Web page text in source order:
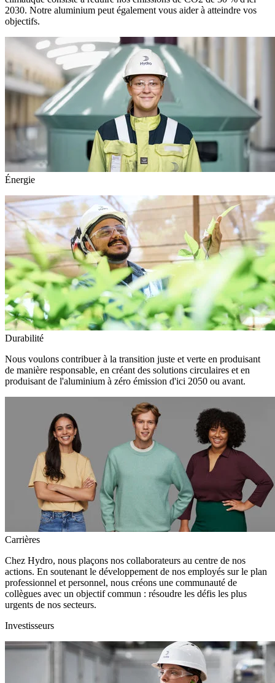
2030. Notre aluminium peut également vous aider à atteindre vos
objectifs.
Énergie
Durabilité
Nous voulons contribuer à la transition juste et verte en produisant
de manière responsable, en créant des solutions circulaires et en
produisant de l'aluminium à zéro émission d'ici 2050 ou avant.
Carrières
Chez Hydro, nous plaçons nos collaborateurs au centre de nos
actions. En soutenant le développement de nos employés sur le plan
professionnel et personnel, nous créons une communauté de
collègues avec un objectif commun : résoudre les défis les plus
urgents de nos secteurs.
Investisseurs